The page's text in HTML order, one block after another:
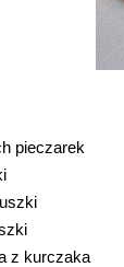
pieczarek
z kurczaka